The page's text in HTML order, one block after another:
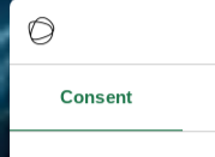
Consent